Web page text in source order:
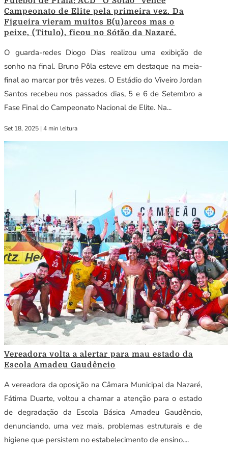
Campeonato de Elite pela primeira vez. Da
Figueira vieram muitos B(u)arcos mas o
peixe, (Titulo), ficou no Sótão da Nazaré.
O guarda-redes Diogo Dias realizou uma exibição de
sonho na final. Bruno Pôla esteve em destaque na meia-
final ao marcar por três vezes. O Estádio do Viveiro Jordan
Santos recebeu nos passados dias, 5 e 6 de Setembro a
Fase Final do Campeonato Nacional de Elite. Na...
Set 18, 2025 | 4 min leitura
Vereadora volta a alertar para mau estado da
Escola Amadeu Gaudêncio
A vereadora da oposição na Câmara Municipal da Nazaré,
Fátima Duarte, voltou a chamar a atenção para o estado
de degradação da Escola Básica Amadeu Gaudêncio,
denunciando, uma vez mais, problemas estruturais e de
higiene que persistem no estabelecimento de ensino....